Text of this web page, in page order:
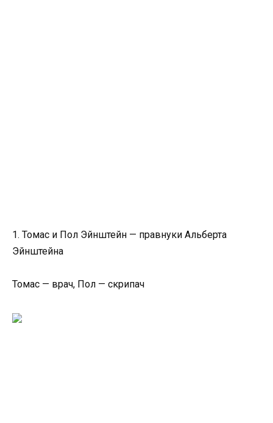
1. Томас и Пол Эйнштейн — правнуки Альберта
Эйнштейна
Томас — врач, Пол — скрипач